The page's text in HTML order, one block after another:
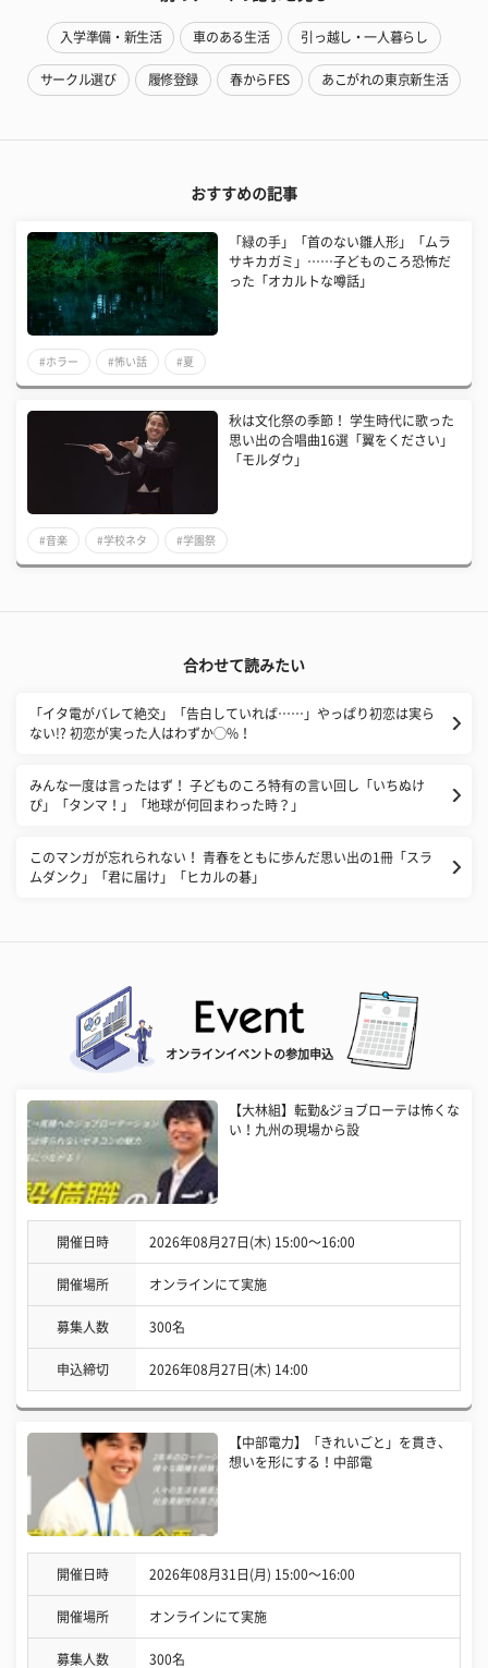
入学準備・新生活 車のある生活 引っ越し・一人暮らし
サークル選び 履修登録 春からFES あこがれの東京新生活
おすすめの記事
「緑の手」「首のない雛人形」「ムラ
サキカガミ」……子どものころ恐怖だ
った「オカルトな噂話」
#ホラー #怖い話 #夏
秋は文化祭の季節！ 学生時代に歌った
思い出の合唱曲16選「翼をください」
「モルダウ」
#音楽 #学校ネタ #学園祭
合わせて読みたい
「イタ電がバレて絶交」「告白していれば……」やっぱり初恋は実ら
ない!? 初恋が実った人はわずか◯%！
みんな一度は言ったはず！ 子どものころ特有の言い回し「いちぬけ
ぴ」「タンマ！」「地球が何回まわった時？」
このマンガが忘れられない！ 青春をともに歩んだ思い出の1冊「スラ
ムダンク」「君に届け」「ヒカルの碁」
オンラインイベントの参加申込
【大林組】転勤&ジョブローテは怖くな
い！九州の現場から設
開催日時 2026年08月27日(木) 15:00〜16:00
開催場所 オンラインにて実施
募集人数 300名
申込締切 2026年08月27日(木) 14:00
【中部電力】「きれいごと」を貫き、
想いを形にする！中部電
開催日時 2026年08月31日(月) 15:00〜16:00
開催場所 オンラインにて実施
募集人数 300名